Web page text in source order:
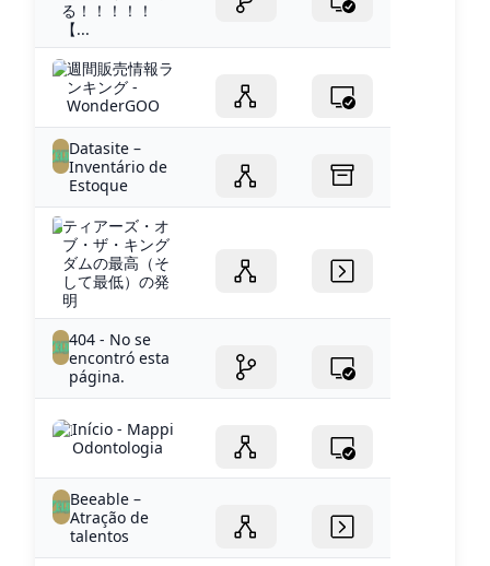
る！！！！！
【...
週間販売情報ラ
ンキング -
WonderGOO
Datasite –
Inventário de
Estoque
ティアーズ・オ
ブ・ザ・キング
ダムの最高（そ
して最低）の発
明
404 - No se
encontró esta
página.
Início - Mappi
Odontologia
Beeable –
Atração de
talentos